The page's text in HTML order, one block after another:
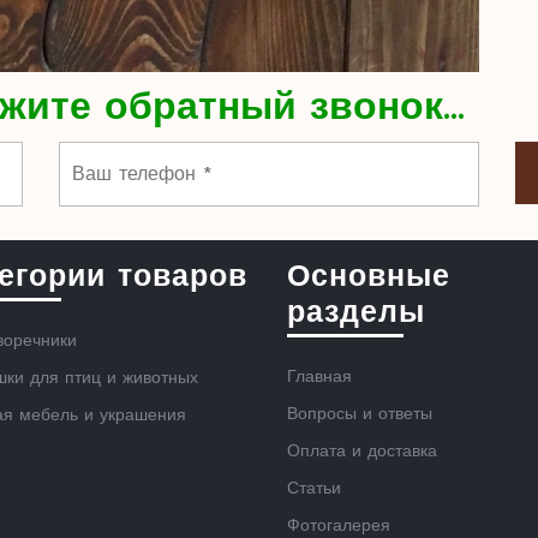
обратный звонок...
товаров
для птиц и животных
мебель и украшения
Основные
разделы
Главная
Вопросы и ответы
Оплата и доставка
Статьи
Фотогалерея